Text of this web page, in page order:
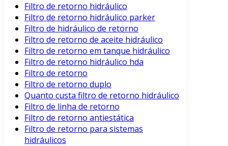
Filtro de retorno hidráulico
Filtro de retorno hidráulico parker
Filtro de hidráulico de retorno
Filtro de retorno de aceite hidráulico
Filtro de retorno em tanque hidráulico
Filtro de retorno hidráulico hda
Filtro de retorno
Filtro de retorno duplo
Quanto custa filtro de retorno hidráulico
Filtro de linha de retorno
Filtro de retorno antiestática
Filtro de retorno para sistemas
hidráulicos